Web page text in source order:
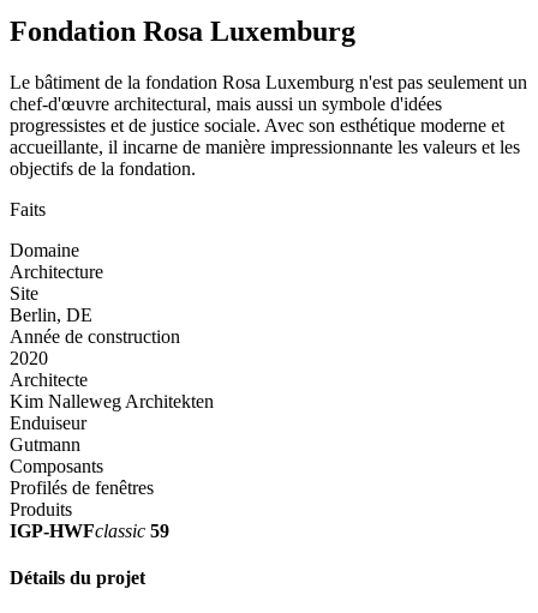
Fondation Rosa Luxemburg
Le bâtiment de la fondation Rosa Luxemburg n'est pas seulement un
chef-d'œuvre architectural, mais aussi un symbole d'idées
progressistes et de justice sociale. Avec son esthétique moderne et
accueillante, il incarne de manière impressionnante les valeurs et les
objectifs de la fondation.
Faits
Domaine
Architecture
Site
Berlin, DE
Année de construction
2020
Architecte
Kim Nalleweg Architekten
Enduiseur
Gutmann
Composants
Profilés de fenêtres
Produits
IGP-HWFclassic 59
Détails du projet